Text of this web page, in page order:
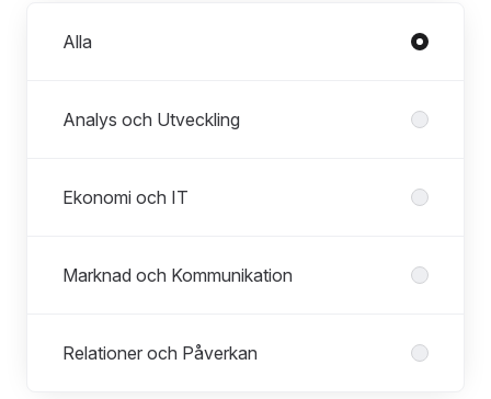
Alla
Analys och Utveckling
Ekonomi och IT
Marknad och Kommunikation
Relationer och Påverkan